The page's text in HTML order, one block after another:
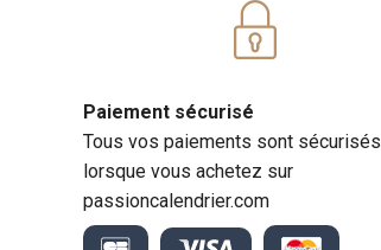
Paiement sécurisé
Tous vos paiements sont sécurisés
lorsque vous achetez sur
passioncalendrier.com